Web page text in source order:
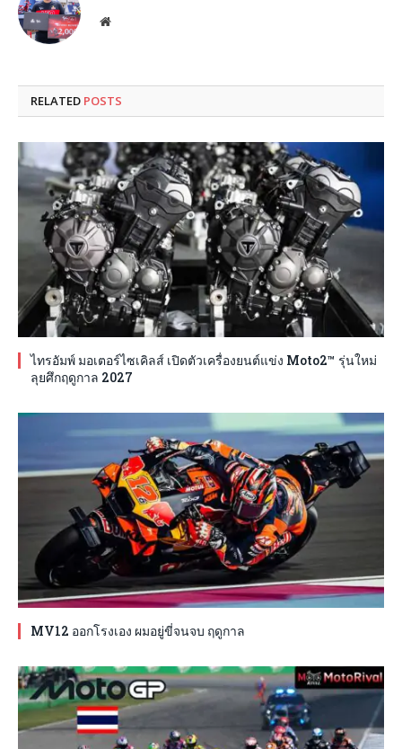
Website
RELATED POSTS
ไทรอัมพ์ มอเตอร์ไซเคิลส์ เปิดตัวเครื่องยนต์แข่ง Moto2™ รุ่นใหม่
ลุยศึกฤดูกาล 2027
MV12 ออกโรงเอง ผมอยู่ขี่จนจบ ฤดูกาล